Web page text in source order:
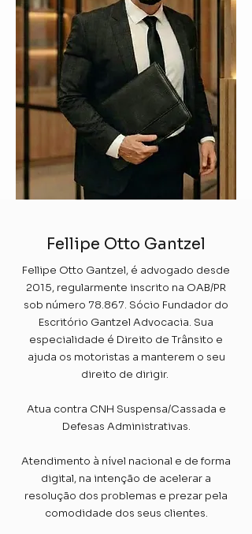
Fellipe Otto Gantzel
Fellipe Otto Gantzel, é advogado desde
2015, regularmente inscrito na OAB/PR
sob número 78.867. Sócio Fundador do
Escritório Gantzel Advocacia. Sua
especialidade é Direito de Trânsito e
ajuda os motoristas a manterem o seu
direito de dirigir.
Atua contra CNH Suspensa/Cassada e
Defesas Administrativas.
Atendimento à nível nacional e de forma
digital, na intenção de acelerar a
resolução dos problemas e prezar pela
comodidade dos seus clientes.